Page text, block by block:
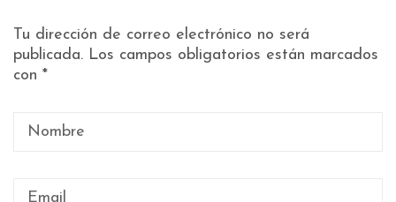
Tu dirección de correo electrónico no será
publicada. Los campos obligatorios están marcados
con *